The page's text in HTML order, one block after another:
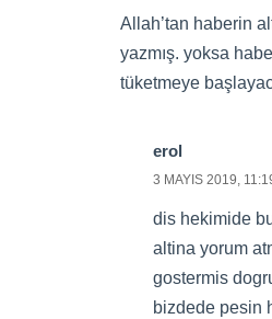
Allah’tan haberin
yazmış. yoksa
tüketmeye
erol
3 MAYIS 2019,
dis hekimide
altina yorum
gostermis
bizdede pesin